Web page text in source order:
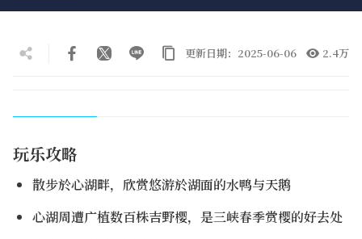
更新日期：2025-06-06 2.4万
玩乐攻略
散步於心湖畔，欣赏悠游於湖面的水鸭与天鹅
心湖周遭广植数百株吉野樱，是三峡春季赏樱的好去处